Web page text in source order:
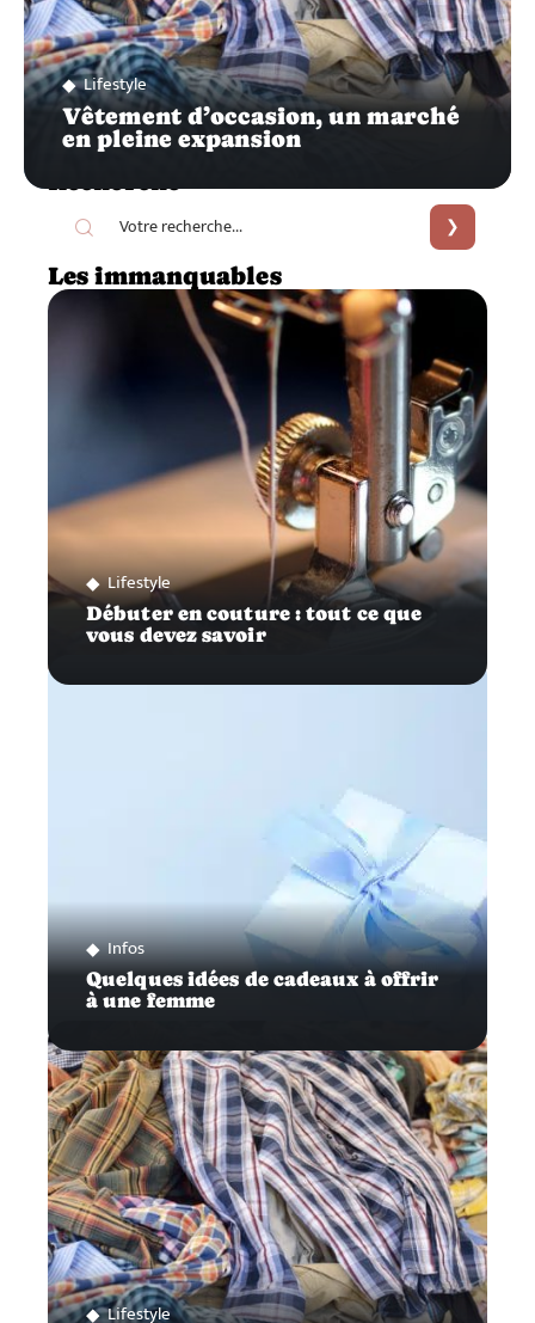
Lifestyle
Vêtement d’occasion, un marché
en pleine expansion
Recherche
Les immanquables
Lifestyle
Débuter en couture : tout ce que
vous devez savoir
Infos
Quelques idées de cadeaux à offrir
à une femme
Lifestyle